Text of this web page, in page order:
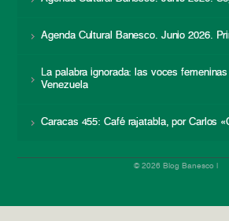
Agenda Cultural Banesco. Junio 2026.
La palabra ignorada: las voces
Venezuela
Caracas 455: Café rajatabla, por Carlos
© 2026 Blog Banesco |